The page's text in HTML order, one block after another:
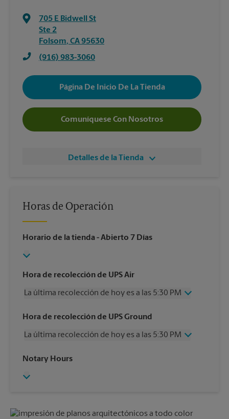
705 E Bidwell St
Ste 2
Folsom, CA95630
(916) 983-3060
Página De Inicio De La Tienda
Comuníquese Con Nosotros
Detalles de la Tienda
Horas de Operación
Horario de la tienda - Abierto 7 Días
Hora de recolección de UPS Air
La última recolección de hoy es a las 5:30 PM
Miércoles
5:30 PM
Viernes
5:30 PM
Domingo
Hora de recolección de UPS Ground
La última recolección de hoy es a las 5:30 PM
Miércoles
Viernes
Lunes
5:30 PM
Notary Hours